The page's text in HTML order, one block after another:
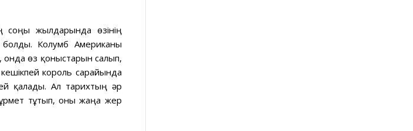
соңғы жылдарында өзінің
болды. Колумб Американы
онда өз қоныстарын салып,
король сарайында
қалады. Ал тарихтың әр
тұтып, оны жаңа жер